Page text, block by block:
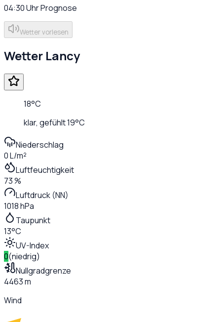
04:30UhrPrognose
Wetter vorlesen
Wetter Lancy
18°C
klar, gefühlt19°C
Niederschlag
0 L/m²
Luftfeuchtigkeit
73 %
Luftdruck (NN)
1018 hPa
Taupunkt
13°C
UV-Index
0(niedrig)
Nullgradgrenze
4463 m
Wind